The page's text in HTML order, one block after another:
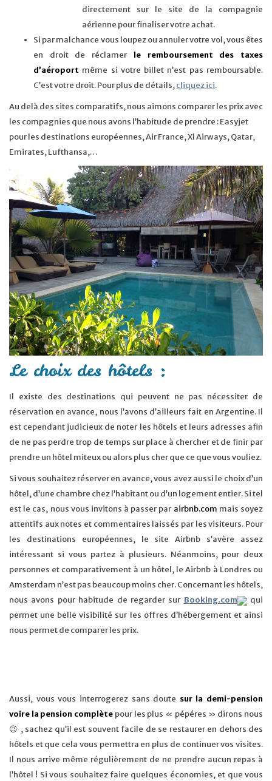
directement sur le site de la compagnie
aérienne pour finaliser votre achat.
Si par malchance vous loupez ou annuler votre vol, vous êtes
en droit de réclamer le remboursement des taxes
d’aéroport même si votre billet n’est pas remboursable.
C’est votre droit. Pour plus de détails,cliquez ici.
Au delà des sites comparatifs, nous aimons comparer les prix avec
les compagnies que nous avons l’habitude de prendre : Easyjet
pour les destinations européennes, Air France, Xl Airways, Qatar,
Emirates, Lufthansa,…
Le choix des hôtels :
Il existe des destinations qui peuvent ne pas nécessiter de
réservation en avance, nous l’avons d’ailleurs fait en Argentine. Il
est cependant judicieux de noter les hôtels et leurs adresses afin
de ne pas perdre trop de temps sur place à chercher et de finir par
prendre un hôtel miteux ou alors plus cher que ce que vous vouliez.
Si vous souhaitez réserver en avance, vous avez aussi le choix d’un
hôtel, d’une chambre chez l’habitant ou d’un logement entier. Si tel
est le cas, nous vous invitons à passer par airbnb.com mais soyez
attentifs aux notes et commentaires laissés par les visiteurs. Pour
les destinations européennes, le site Airbnb s’avère assez
intéressant si vous partez à plusieurs. Néanmoins, pour deux
personnes et comparativement à un hôtel, le Airbnb à Londres ou
Amsterdam n’est pas beaucoup moins cher. Concernant les hôtels,
nous avons pour habitude de regarder sur Booking.com
qui
permet une belle visibilité sur les offres d’hébergement et ainsi
nous permet de comparer les prix.
Aussi, vous vous interrogerez sans doute surla demi-pension
voire la pension complète pour les plus « pépéres » dirons nous
😉 , sachez qu’il est souvent facile de se restaurer en dehors des
hôtels et que cela vous permettra en plus de continuer vos visites.
Il nous arrive même régulièrement de ne prendre aucun repas à
l’hôtel ! Si vous souhaitez faire quelques économies, et que vous